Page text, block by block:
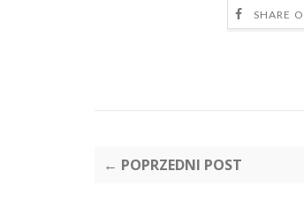
SHARE
← POPRZEDNI POST